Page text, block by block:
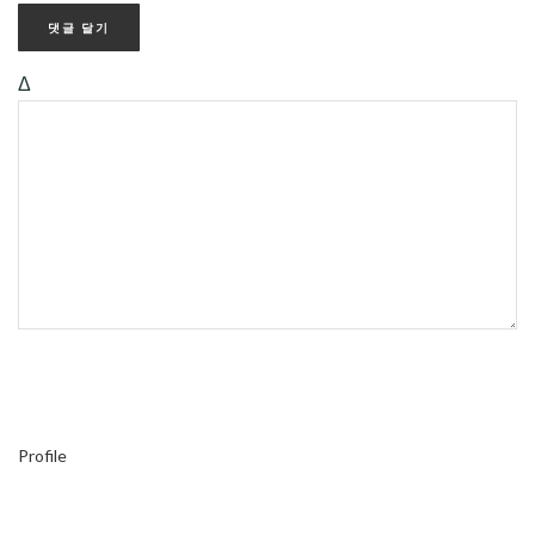
Δ
Profile